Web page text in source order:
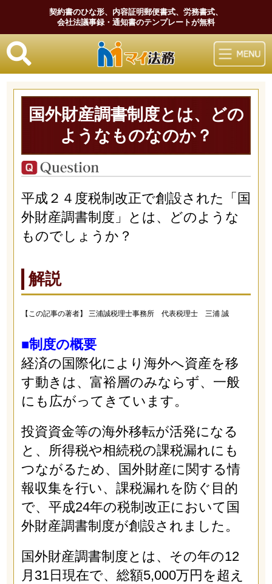
契約書のひな形、内容証明郵便書式、労務書式、
会社法議事録・通知書のテンプレートが無料
マイ法務
国外財産調書制度とは、どの
ようなものなのか？
平成２４度税制改正で創設された「国
外財産調書制度」とは、どのような
ものでしょうか？
解説
【この記事の著者】 三浦誠税理士事務所 代表税理士 三浦 誠
■制度の概要
経済の国際化により海外へ資産を移
す動きは、富裕層のみならず、一般
にも広がってきています。
投資資金等の海外移転が活発になる
と、所得税や相続税の課税漏れにも
つながるため、国外財産に関する情
報収集を行い、課税漏れを防ぐ目的
で、平成24年の税制改正において国
外財産調書制度が創設されました。
国外財産調書制度とは、その年の12
月31日現在で、総額5,000万円を超え